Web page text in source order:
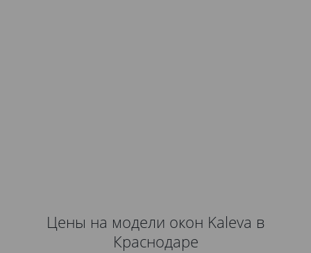
Цены на модели окон Kaleva в
Краснодаре